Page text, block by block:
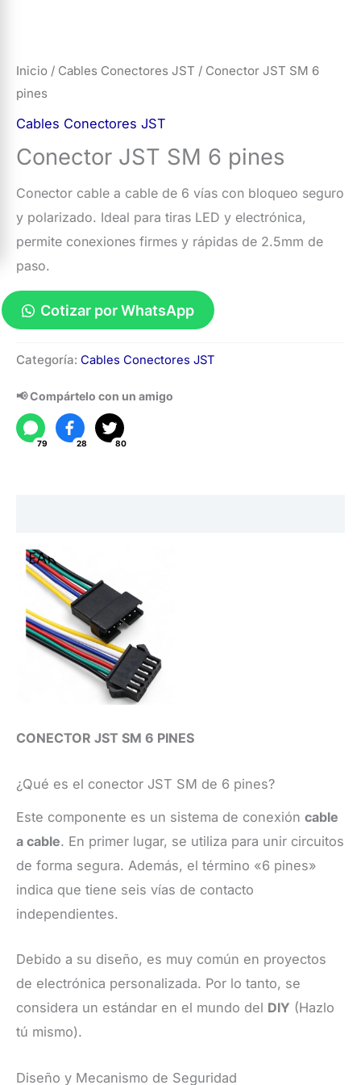
Inicio / Cables Conectores JST / Conector JST SM 6
pines
Cables Conectores JST
Conector JST SM 6 pines
Conector cable a cable de 6 vías con bloqueo seguro
y polarizado. Ideal para tiras LED y electrónica,
permite conexiones firmes y rápidas de 2.5mm de
paso.
Cotizar por WhatsApp
JST
SM
6
pines
Categoría: Cables Conectores JST
📢 Compártelo con un amigo
79 28 80
CONECTOR JST SM 6 PINES
¿Qué es el conector JST SM de 6 pines?
Este componente es un sistema de conexión cable
a cable. En primer lugar, se utiliza para unir circuitos
de forma segura. Además, el término «6 pines»
indica que tiene seis vías de contacto
independientes.
Debido a su diseño, es muy común en proyectos
de electrónica personalizada. Por lo tanto, se
considera un estándar en el mundo del DIY (Hazlo
tú mismo).
Diseño y Mecanismo de Seguridad